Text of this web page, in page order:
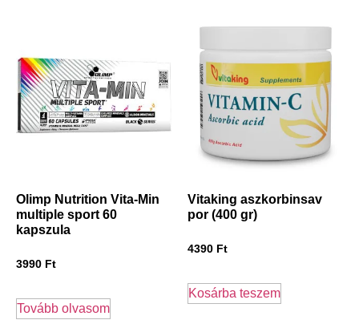
Olimp Nutrition Vita-Min
multiple sport 60
kapszula
3990 Ft
Tovább olvasom
Vitaking aszkorbinsav
por (400 gr)
4390 Ft
Kosárba teszem